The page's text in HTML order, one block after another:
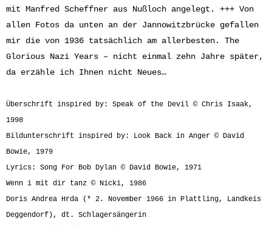
mit Manfred Scheffner aus Nußloch angelegt. +++ Von
allen Fotos da unten an der Jannowitzbrücke gefallen
mir die von 1936 tatsächlich am allerbesten. The
Glorious Nazi Years – nicht einmal zehn Jahre später,
da erzähle ich Ihnen nicht Neues…
Überschrift inspired by: Speak of the Devil © Chris Isaak,
1998
Bildunterschrift inspired by: Look Back in Anger © David
Bowie, 1979
Lyrics: Song For Bob Dylan © David Bowie, 1971
Wenn i mit dir tanz © Nicki, 1986
Doris Andrea Hrda (* 2. November 1966 in Plattling, Landkeis
Deggendorf), dt. Schlagersängerin